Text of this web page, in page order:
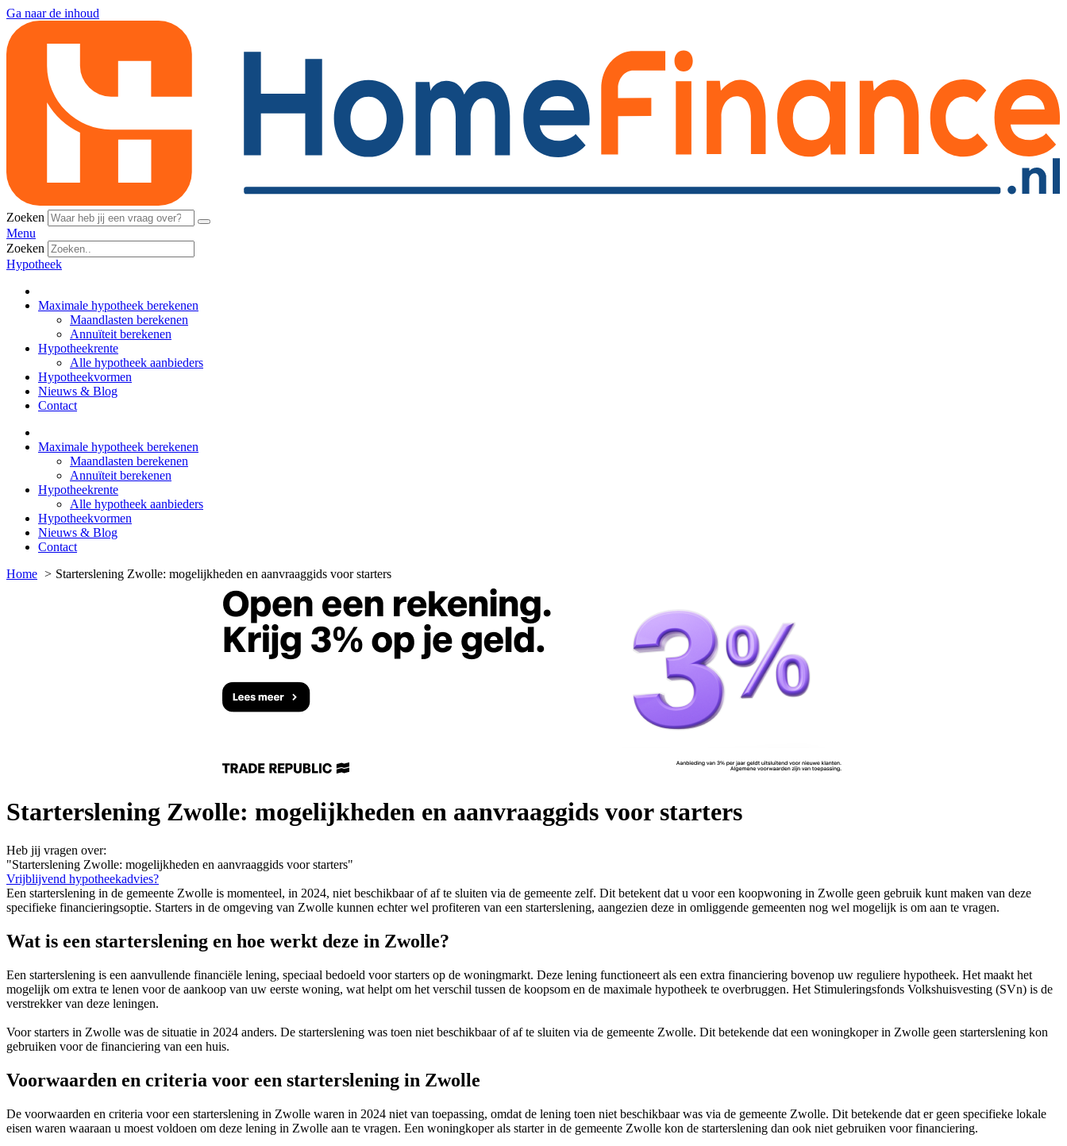
Ga naar de inhoud
Zoeken
Menu
Zoeken
Hypotheek
Maximale hypotheek berekenen
Maandlasten berekenen
Annuïteit berekenen
Hypotheekrente
Alle hypotheek aanbieders
Hypotheekvormen
Nieuws & Blog
Contact
Maximale hypotheek berekenen
Maandlasten berekenen
Annuïteit berekenen
Hypotheekrente
Alle hypotheek aanbieders
Hypotheekvormen
Nieuws & Blog
Contact
Home
Starterslening Zwolle: mogelijkheden en aanvraaggids voor starters
Starterslening Zwolle: mogelijkheden en aanvraaggids voor starters
Heb jij vragen over:
"Starterslening Zwolle: mogelijkheden en aanvraaggids voor starters"
Vrijblijvend hypotheekadvies?
Een starterslening in de gemeente Zwolle is momenteel, in 2024, niet beschikbaar of af te sluiten via de gemeente zelf. Dit betekent dat u voor een koopwoning in Zwolle geen gebruik kunt maken van deze
specifieke financieringsoptie. Starters in de omgeving van Zwolle kunnen echter wel profiteren van een starterslening, aangezien deze in omliggende gemeenten nog wel mogelijk is om aan te vragen.
Wat is een starterslening en hoe werkt deze in Zwolle?
Een starterslening is een aanvullende financiële lening, speciaal bedoeld voor starters op de woningmarkt. Deze lening functioneert als een extra financiering bovenop uw reguliere hypotheek. Het maakt het
mogelijk om extra te lenen voor de aankoop van uw eerste woning, wat helpt om het verschil tussen de koopsom en de maximale hypotheek te overbruggen. Het Stimuleringsfonds Volkshuisvesting (SVn) is de
verstrekker van deze leningen.
Voor starters in Zwolle was de situatie in 2024 anders. De starterslening was toen niet beschikbaar of af te sluiten via de gemeente Zwolle. Dit betekende dat een woningkoper in Zwolle geen starterslening kon
gebruiken voor de financiering van een huis.
Voorwaarden en criteria voor een starterslening in Zwolle
De voorwaarden en criteria voor een starterslening in Zwolle waren in 2024 niet van toepassing, omdat de lening toen niet beschikbaar was via de gemeente Zwolle. Dit betekende dat er geen specifieke lokale
eisen waren waaraan u moest voldoen om deze lening in Zwolle aan te vragen. Een woningkoper als starter in de gemeente Zwolle kon de starterslening dan ook niet gebruiken voor financiering.